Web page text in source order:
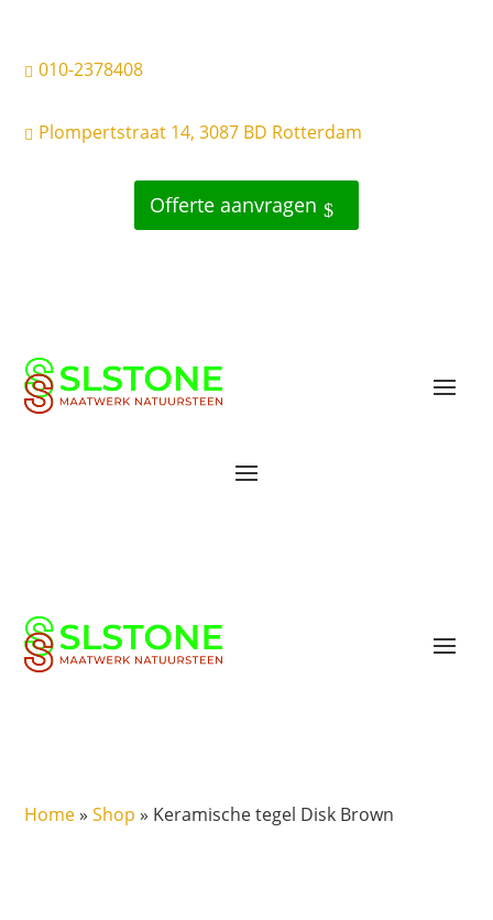
 010-2378408
 Plompertstraat 14, 3087 BD Rotterdam
Offerte aanvragen
Home»Shop » Keramische tegel Disk Brown